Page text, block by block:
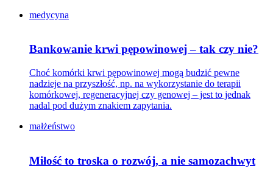
medycyna
Bankowanie krwi pępowinowej – tak czy nie?
Choć komórki krwi pępowinowej mogą budzić pewne
nadzieje na przyszłość, np. na wykorzystanie do terapii
komórkowej, regeneracyjnej czy genowej – jest to jednak
nadal pod dużym znakiem zapytania.
małżeństwo
Miłość to troska o rozwój, a nie samozachwyt